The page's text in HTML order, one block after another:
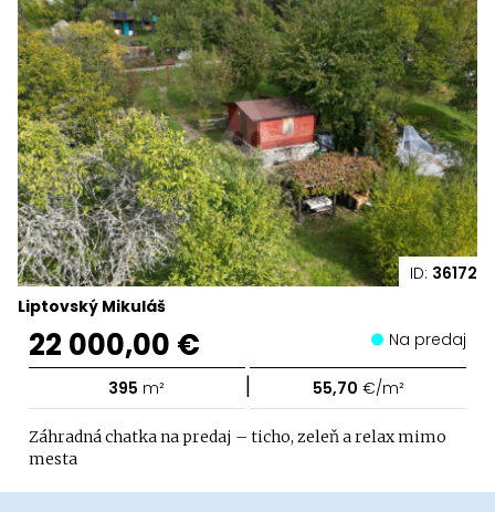
ID: 36172
Liptovský Mikuláš
22 000,00 € Na predaj
395 m² | 55,70 €/m²
Záhradná chatka na predaj – ticho, zeleň a relax mimo
mesta